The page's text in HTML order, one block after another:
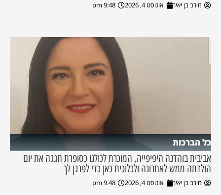
מירב בן יאיר אוגוסט 4, 2026 9:48 pm
כל הברכות
אביבית בוהדנה היפיפייה, המוכרת לכולנו כסופרת חגגה את יום
הולדתה ממש לאחרונה ולכלוכית כאן כדי לפרגן לך
מירב בן יאיר אוגוסט 4, 2026 9:48 pm